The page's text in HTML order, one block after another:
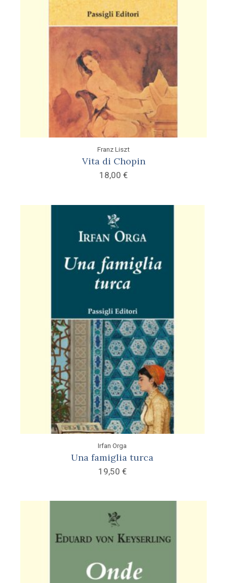
Franz Liszt
Vita di Chopin
18,00 €
Irfan Orga
Una famiglia turca
19,50 €